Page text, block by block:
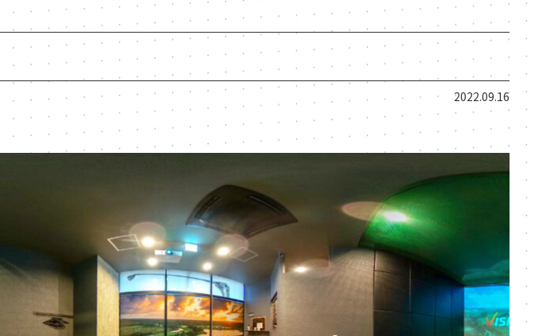
2022.09.16